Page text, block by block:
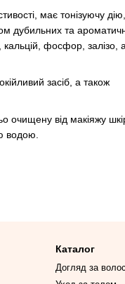
має тонізуючу
дубильних та
кальцій, фосфор, залізо,
засіб, а також
очищену від макіяжу
водою.
Каталог
Догляд за